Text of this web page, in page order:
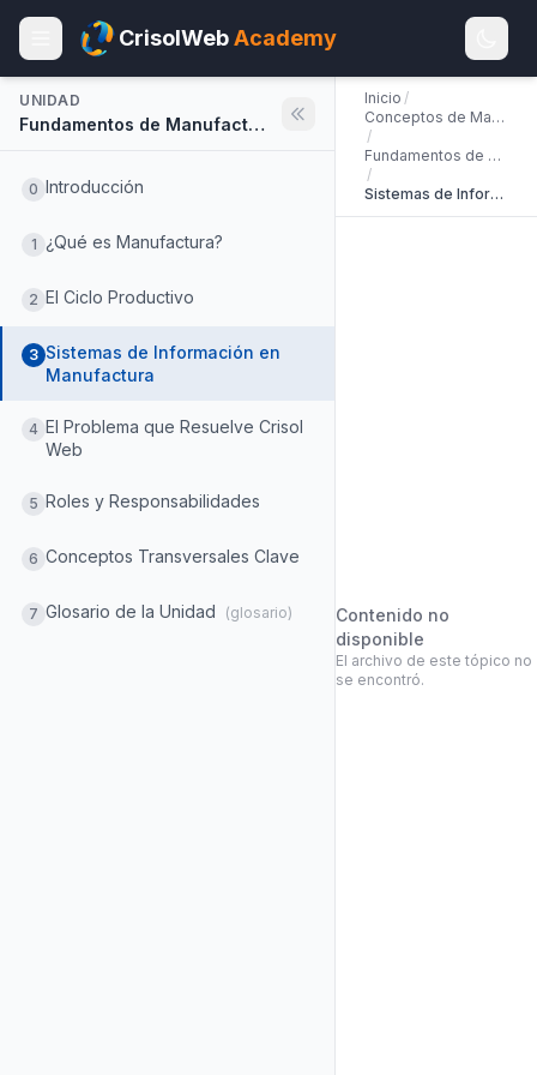
CrisolWebAcademy
UNIDAD
Fundamentos de Manufactura
0 Introducción
1 ¿Qué es Manufactura?
2 El Ciclo Productivo
3 Sistemas de Información en
Manufactura
4 El Problema que Resuelve Crisol
Web
5 Roles y Responsabilidades
6 Conceptos Transversales Clave
7 Glosario de la Unidad (glosario)
Inicio /
Conceptos de Manufactura
/
Fundamentos de Manufactura
/
Sistemas de Información en Manufactura
Contenido no
disponible
El archivo de este tópico no
se encontró.